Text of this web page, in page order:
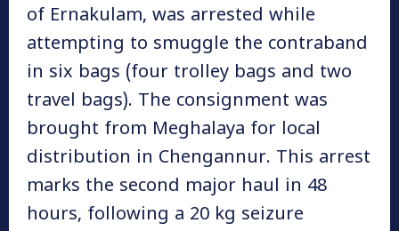
of Ernakulam, was arrested while
attempting to smuggle the contraband
in six bags (four trolley bags and two
travel bags). The consignment was
brought from Meghalaya for local
distribution in Chengannur. This arrest
marks the second major haul in 48
hours, following a 20 kg seizure